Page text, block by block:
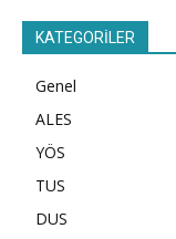
KATEGORİLER
Genel
ALES
YÖS
TUS
DUS